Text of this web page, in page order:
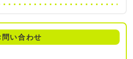
問い合わせ